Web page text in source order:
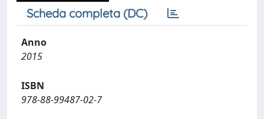
Scheda completa (DC)
Anno
2015
ISBN
978-88-99487-02-7